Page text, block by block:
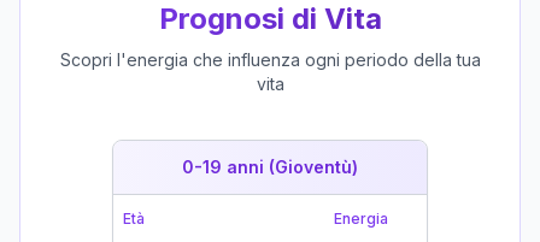
Prognosi di Vita
Scopri l'energia che influenza ogni periodo della tua
vita
0-19 anni (Gioventù)
Età Energia